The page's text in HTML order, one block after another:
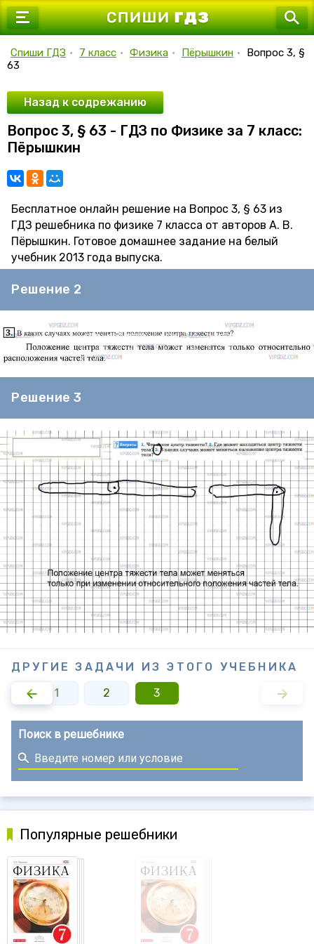
7 класс
9 класс
10 класс
11 класс
Спиши ГДЗ • 7 класс • Физика • Пёрышкин •
Вопрос 3, §
63
Назад к содрежанию
Вопрос 3, § 63 - ГДЗ по Физике за 7 класс:
Пёрышкин
Бесплатное онлайн решение на Вопрос 3, § 63 из
ГДЗ решебника по физике 7 класса от авторов А. В.
Пёрышкин. Готовое домашнее задание на белый
учебник 2013 года выпуска.
Решение 2
Решение 3
ДРУГИЕ ЗАДАЧИ ИЗ ЭТОГО УЧЕБНИКА
1
2 3
Поиск в решебнике
Популярные решебники